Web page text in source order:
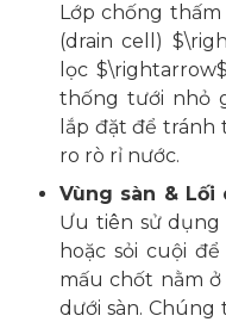
Lớp chống
(drain cell)
lọc
thống tưới nhỏ
lắp đặt để tránh
ro rò rỉ nước.
Vùng sàn & Lối
Ưu tiên sử dụng
hoặc sỏi cuội
mấu chốt nằm
dưới sàn.